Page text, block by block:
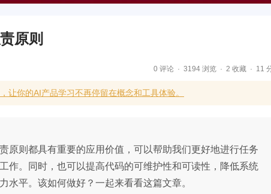
原则
0 评论 3194 浏览 2 收藏 11
让你的AI产品学习不再停留在概念和工具体验。
原则都具有重要的应用价值，可以帮助我们更好地进行任务
作。同时，也可以提高代码的可维护性和可读性，降低系统
水平。该如何做好？一起来看看这篇文章。